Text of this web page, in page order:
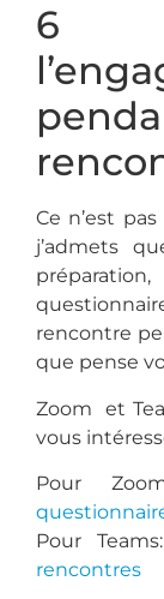
6 .
Ce n’est
j’admets
rencontre
que pense
Zoom et
vous
Pour
Pour
rencontres